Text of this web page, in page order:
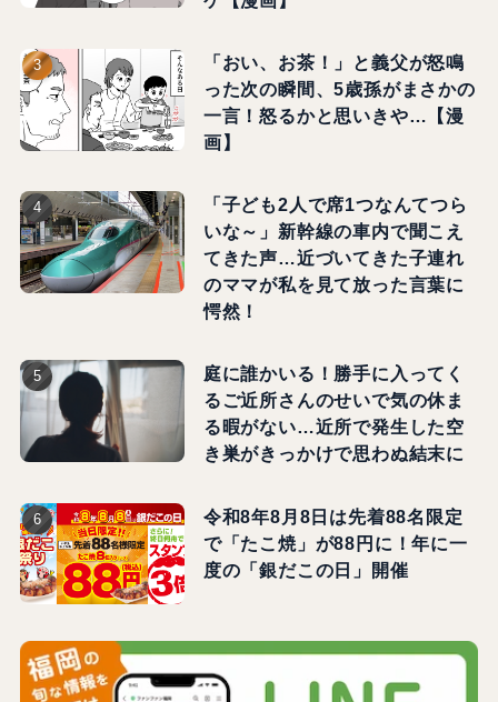
「おい、お茶！」と義父が怒鳴
った次の瞬間、5歳孫がまさかの
一言！怒るかと思いきや…【漫
画】
「子ども2人で席1つなんてつら
いな～」新幹線の車内で聞こえ
てきた声…近づいてきた子連れ
のママが私を見て放った言葉に
愕然！
庭に誰かいる！勝手に入ってく
るご近所さんのせいで気の休ま
る暇がない…近所で発生した空
き巣がきっかけで思わぬ結末に
令和8年8月8日は先着88名限定
で「たこ焼」が88円に！年に一
度の「銀だこの日」開催